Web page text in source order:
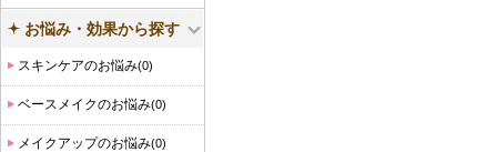
お悩み・効果から探す
スキンケアのお悩み(0)
ベースメイクのお悩み(0)
メイクアップのお悩み(0)